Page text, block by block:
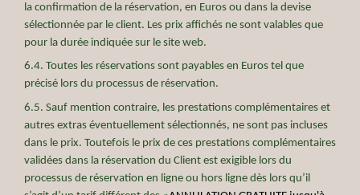
la confirmation de la réservation, en Euros ou dans la devise
sélectionnée par le client. Les prix affichés ne sont valables que
pour la durée indiquée sur le site web.
6.4. Toutes les réservations sont payables en Euros tel que
précisé lors du processus de réservation.
6.5. Sauf mention contraire, les prestations complémentaires et
autres extras éventuellement sélectionnés, ne sont pas incluses
dans le prix. Toutefois le prix de ces prestations complémentaires
validées dans la réservation du Client est exigible lors du
processus de réservation en ligne ou hors ligne dès lors qu’il